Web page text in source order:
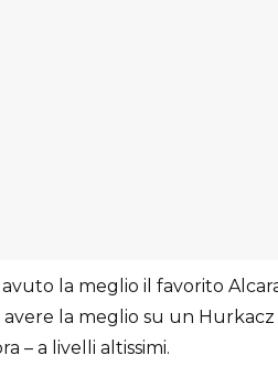
la meglio il favorito
la meglio su un
– a livelli altissimi.